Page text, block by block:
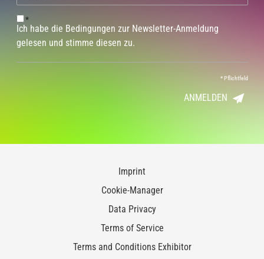
*
Ich habe die Bedingungen zur Newsletter-Anmeldung
gelesen und stimme diesen zu.
*Pflichtfeld
ANMELDEN
Imprint
Cookie-Manager
Data Privacy
Terms of Service
Terms and Conditions Exhibitor